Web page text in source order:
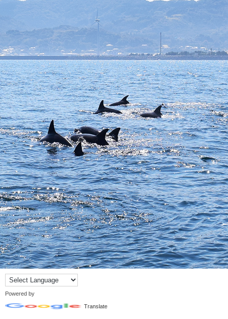
Powered by
Translate